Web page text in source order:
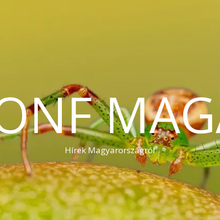
Hírek Magyarországról